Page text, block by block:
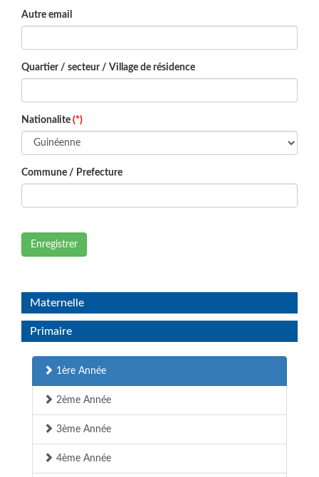
Autre email
Quartier / secteur / Village de résidence
Nationalite (*)
Commune / Prefecture
Enregistrer
Maternelle
Primaire
1ère Année
2ème Année
3ème Année
4ème Année